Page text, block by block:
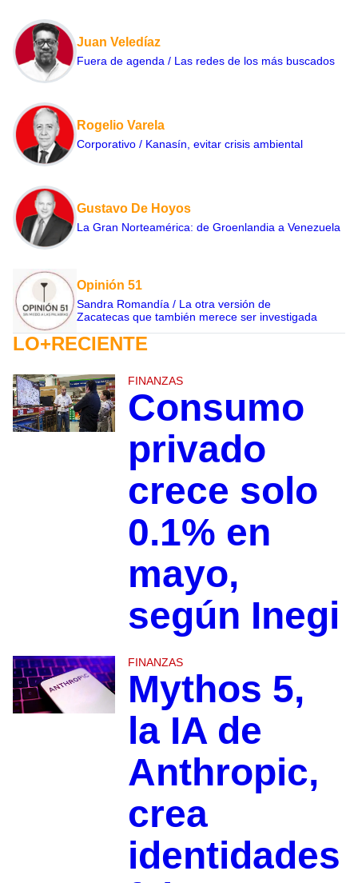
Juan Veledíaz
Fuera de agenda / Las redes de los más buscados
Rogelio Varela
Corporativo / Kanasín, evitar crisis ambiental
Gustavo De Hoyos
La Gran Norteamérica: de Groenlandia a Venezuela
Opinión 51
Sandra Romandía / La otra versión de
Zacatecas que también merece ser investigada
LO+RECIENTE
FINANZAS
Consumo
privado
crece solo
0.1% en
mayo,
según Inegi
FINANZAS
Mythos 5,
la IA de
Anthropic,
crea
identidades